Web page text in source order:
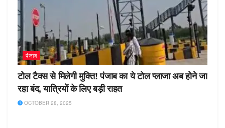
पंजाब
टोल टैक्स से मिलेगी मुक्ति! पंजाब का ये टोल प्लाजा अब होने जा
रहा बंद, यात्रियों के लिए बड़ी राहत
OCTOBER 28, 2025